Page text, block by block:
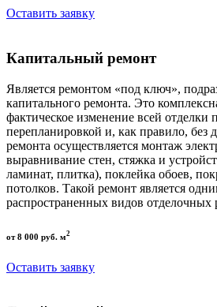
Оставить заявку
Капитальный ремонт
Является ремонтом «под ключ»,
капитального ремонта. Это
фактическое изменение всей
перепланировкой и, как правило, без
ремонта осуществляется монтаж
выравнивание стен, стяжка и
ламинат, плитка), поклейка обоев,
потолков. Такой ремонт является
распространенных видов отделочных
от 8 000 руб. м2
Оставить заявку